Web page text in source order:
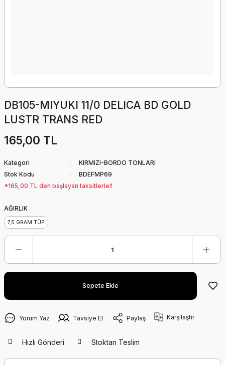
DB105-MIYUKI 11/0 DELICA BD GOLD
LUSTR TRANS RED
165,00 TL
Kategori
KIRMIZI-BORDO TONLARI
Stok Kodu
BDEFMP69
*165,00 TL den başlayan taksitlerle!!
AĞIRLIK
7,5 GRAM TÜP
Sepete Ekle
Yorum Yaz Tavsiye Et Paylaş Karşılaştır
Hızlı Gönderi Stoktan Teslim